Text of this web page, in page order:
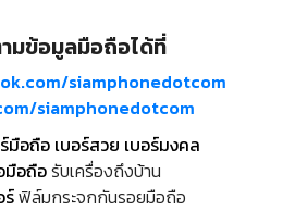
มข้อมูลมือถือได้ที่
siamphonedotcom
siamphonedotcom
มือถือ เบอร์สวย เบอร์มงคล
มือถือรับเครื่องถึงบ้าน
ร์ฟิล์มกระจกกันรอยมือถือ